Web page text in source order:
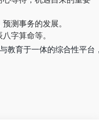
测事务的发展。
字算命等。
育于一体的综合性平台，